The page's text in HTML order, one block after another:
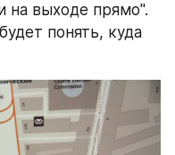
на выходе прямо".
понять, куда